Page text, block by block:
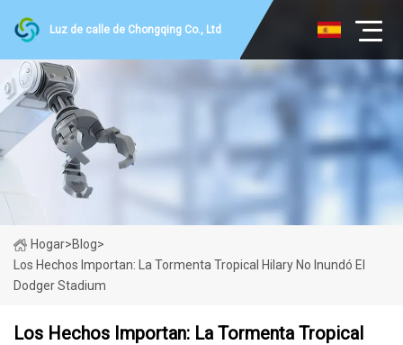
Luz de calle de Chongqing Co., Ltd
Hogar>Blog>
Los Hechos Importan: La Tormenta Tropical Hilary No Inundó El
Dodger Stadium
Los Hechos Importan: La Tormenta Tropical